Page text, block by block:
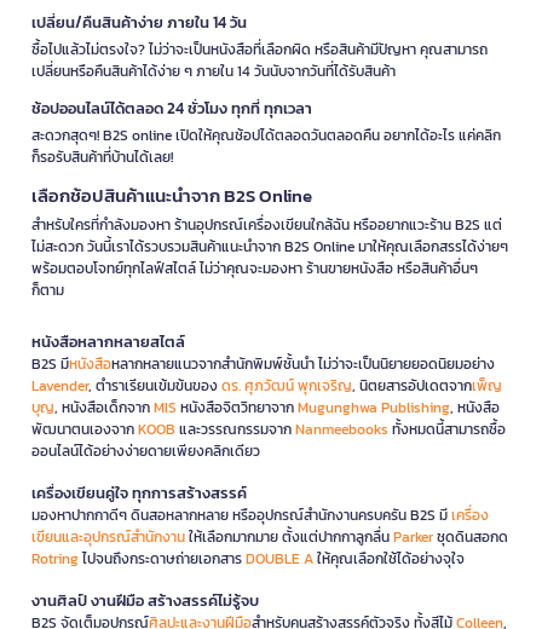
เปลี่ยน/คืนสินค้าง่าย ภายใน 14 วัน
ซื้อไปแล้วไม่ตรงใจ? ไม่ว่าจะเป็นหนังสือที่เลือกผิด หรือสินค้ามีปัญหา คุณสามารถ
เปลี่ยนหรือคืนสินค้าได้ง่าย ๆ ภายใน 14 วันนับจากวันที่ได้รับสินค้า
ช้อปออนไลน์ได้ตลอด 24 ชั่วโมง ทุกที่ ทุกเวลา
สะดวกสุดๆ! B2S online เปิดให้คุณช้อปได้ตลอดวันตลอดคืน อยากได้อะไร แค่คลิก
ก็รอรับสินค้าที่บ้านได้เลย!
เลือกช้อปสินค้าแนะนำจาก B2S Online
สำหรับใครที่กำลังมองหา ร้านอุปกรณ์เครื่องเขียนใกล้ฉัน หรืออยากแวะร้าน B2S แต่
ไม่สะดวก วันนี้เราได้รวบรวมสินค้าแนะนำจาก B2S Online มาให้คุณเลือกสรรได้ง่ายๆ
พร้อมตอบโจทย์ทุกไลฟ์สไตล์ ไม่ว่าคุณจะมองหา ร้านขายหนังสือ หรือสินค้าอื่นๆ
ก็ตาม
หนังสือหลากหลายสไตล์
B2S มีหนังสือหลากหลายแนวจากสำนักพิมพ์ชั้นนำ ไม่ว่าจะเป็นนิยายยอดนิยมอย่าง
Lavender, ตำราเรียนเข้มข้นของดร. ศุภวัฒน์ พุกเจริญ, นิตยสารอัปเดตจากเพ็ญ
บุญ, หนังสือเด็กจากMIS หนังสือจิตวิทยาจากMugunghwa Publishing, หนังสือ
พัฒนาตนเองจากKOOB และวรรณกรรมจากNanmeebooks ทั้งหมดนี้สามารถซื้อ
ออนไลน์ได้อย่างง่ายดายเพียงคลิกเดียว
เครื่องเขียนคู่ใจ ทุกการสร้างสรรค์
มองหาปากกาดีๆ ดินสอหลากหลาย หรืออุปกรณ์สำนักงานครบครัน B2S มีเครื่อง
เขียนและอุปกรณ์สำนักงานให้เลือกมากมาย ตั้งแต่ปากกาลูกลื่นParkerชุดดินสอกด
Rotringไปจนถึงกระดาษถ่ายเอกสารDOUBLE Aให้คุณเลือกใช้ได้อย่างจุใจ
งานศิลป์ งานฝีมือ สร้างสรรค์ไม่รู้จบ
B2S จัดเต็มอุปกรณ์ศิลปะและงานฝีมือสำหรับคนสร้างสรรค์ตัวจริง ทั้งสีไม้Colleen,